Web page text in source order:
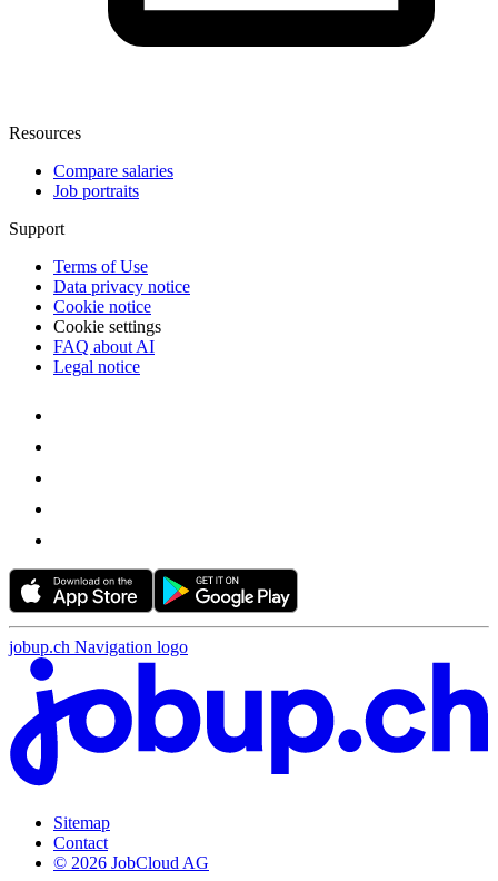
Resources
Compare salaries
Job portraits
Support
Terms of Use
Data privacy notice
Cookie notice
Cookie settings
FAQ about AI
Legal notice
jobup.ch Navigation logo
Sitemap
Contact
© 2026 JobCloud AG